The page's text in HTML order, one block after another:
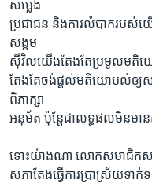
សម្លេង
ប្រជាជន និងការលំបាករបស់
សង្គម
ស៊ីវិលយើងតែងតែប្រមូលមតិ
តែងតែចង់ផ្តល់មតិយោបល់ឲ្យស
ពិភាក្សា
អនុម័ត ប៉ុន្តែជាលទ្ធផលមិនម
ទោះយ៉ាងណា លោកសមាជិកស
សភាតែងធ្វើការប្រាស្រ័យទ